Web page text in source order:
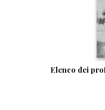
Elenco dei